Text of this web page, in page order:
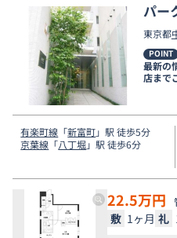
パー
東京都
POINT
最新の
店まで
有楽町線 「新富町」駅 徒歩5分
京葉線 「八丁堀」駅 徒歩6分
22.5万円
敷 1ヶ月 礼